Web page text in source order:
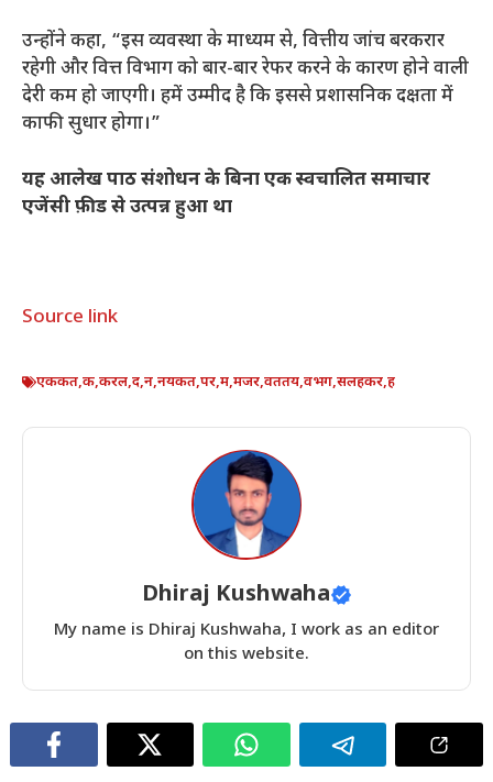
उन्होंने कहा, “इस व्यवस्था के माध्यम से, वित्तीय जांच बरकरार
रहेगी और वित्त विभाग को बार-बार रेफर करने के कारण होने वाली
देरी कम हो जाएगी। हमें उम्मीद है कि इससे प्रशासनिक दक्षता में
काफी सुधार होगा।”
यह आलेख पाठ संशोधन के बिना एक स्वचालित समाचार
एजेंसी फ़ीड से उत्पन्न हुआ था
Source link
एककत,क,करल,द,न,नयकत,पर,म,मजर,वततय,वभग,सलहकर,ह
Dhiraj Kushwaha
My name is Dhiraj Kushwaha, I work as an editor
on this website.